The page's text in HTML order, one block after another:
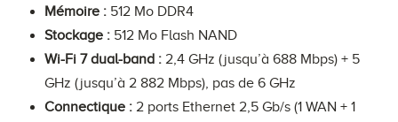
Mémoire : 512 Mo DDR4
Stockage : 512 Mo Flash NAND
Wi-Fi 7 dual-band : 2,4 GHz (jusqu’à 688 Mbps) + 5
GHz (jusqu’à 2 882 Mbps), pas de 6 GHz
Connectique : 2 ports Ethernet 2,5 Gb/s (1 WAN + 1